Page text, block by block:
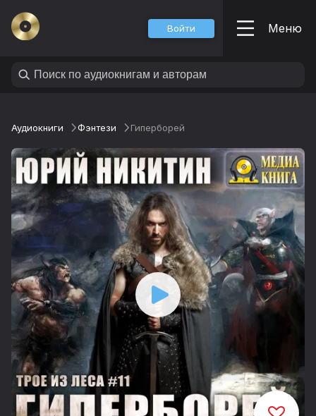
Войти Меню
Аудиокниги Фэнтези Гиперборей